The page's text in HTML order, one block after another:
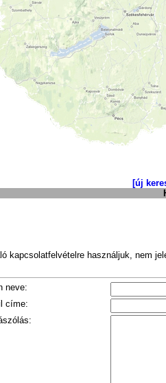
[új
kapcsolatfelvételre használjuk, nem
neve:
címe: